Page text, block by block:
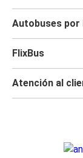
Autobuses por
FlixBus
Atención al